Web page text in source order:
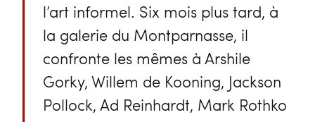
l’art informel. Six mois plus tard, à
la galerie du Montparnasse, il
confronte les mêmes à Arshile
Gorky, Willem de Kooning, Jackson
Pollock, Ad Reinhardt, Mark Rothko